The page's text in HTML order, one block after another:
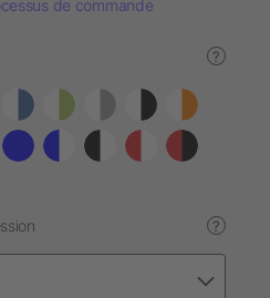
de commande
?
?